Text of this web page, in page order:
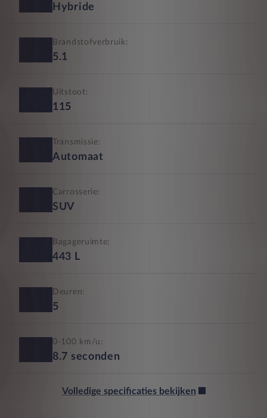
Hybride
Brandstofverbruik:
5.1
Uitstoot:
115
Transmissie:
Automaat
Carrosserie:
SUV
Bagageruimte:
443 L
Deuren:
5
0-100 km/u:
8.7 seconden
Volledige specificaties bekijken